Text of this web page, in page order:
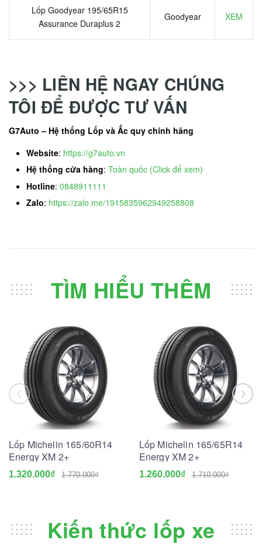
Lốp Goodyear 195/65R15
Assurance Duraplus 2
Goodyear XEM
>>> LIÊN HỆ NGAY CHÚNG
TÔI ĐỂ ĐƯỢC TƯ VẤN
G7Auto – Hệ thống Lốp và Ắc quy chính hãng
Website: https://g7auto.vn
Hệ thống cửa hàng: Toàn quốc (Click để xem)
Hotline: 0848911111
Zalo: https://zalo.me/1915835962949258808
TÌM HIỂU THÊM
Lốp Michelin 165/60R14
Energy XM 2+
1.320.000₫ 1.770.000₫
Lốp Michelin 165/65R14
Energy XM 2+
1.260.000₫ 1.710.000₫
Kiến thức lốp xe